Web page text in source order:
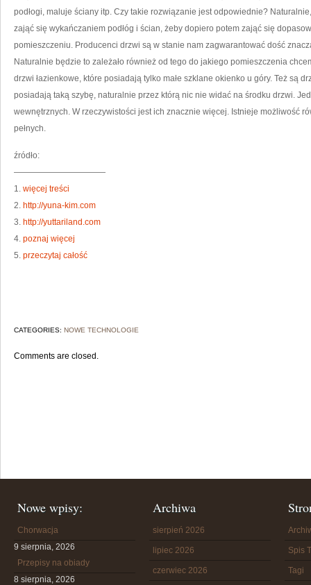
podłogi, maluje ściany itp. Czy takie rozwiązanie jest odpowiednie?
zająć się wykańczaniem podłóg i ścian, żeby dopiero potem zająć się
pomieszczeniu. Producenci drzwi są w stanie nam zagwarantować dość
Naturalnie będzie to zależało również od tego do jakiego pomieszczenia
drzwi łazienkowe, które posiadają tylko małe szklane okienko u góry. Też są
posiadają taką szybę, naturalnie przez którą nic nie widać na środku drzwi.
wewnętrznych. W rzeczywistości jest ich znacznie więcej. Istnieje możliwość
pełnych.
źródło:
———————————
1. więcej treści
2. http://yuna-kim.com
3. http://yuttariland.com
4. poznaj więcej
5. przeczytaj całość
CATEGORIES: NOWE TECHNOLOGIE
Comments are closed.
Nowe wpisy:
Chorwacja
9 sierpnia, 2026
Przepisy na obiady
8 sierpnia, 2026
Archiwa
sierpień 2026
lipiec 2026
czerwiec 2026
Spis
Tagi